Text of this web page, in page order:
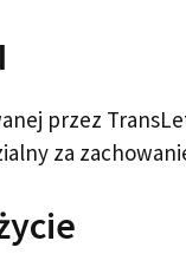
przez
za